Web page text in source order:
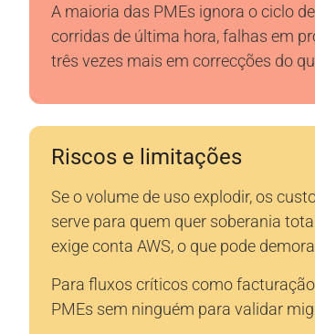
A maioria das PMEs ignora o ciclo
corridas de última hora, falhas em
três vezes mais em correcções do
Riscos e limitações
Se o volume de uso explodir, os
serve para quem quer soberania
exige conta AWS, o que pode
Para fluxos críticos como
PMEs sem ninguém para validar